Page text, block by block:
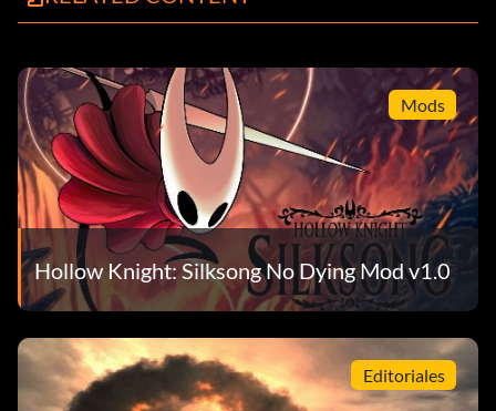
Mods
Hollow Knight: Silksong No Dying Mod v1.0
Editoriales